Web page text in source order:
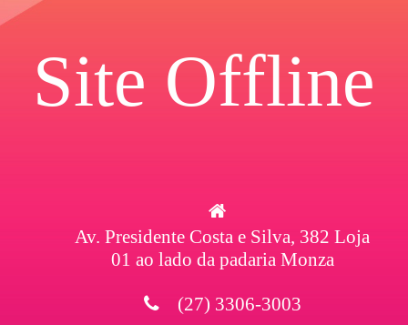
Site Offline
Av. Presidente Costa e Silva, 382 Loja
01 ao lado da padaria Monza
(27) 3306-3003